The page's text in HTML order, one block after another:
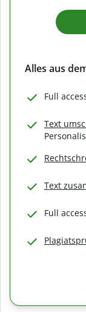
Alles aus
Full
Text
Text
Full